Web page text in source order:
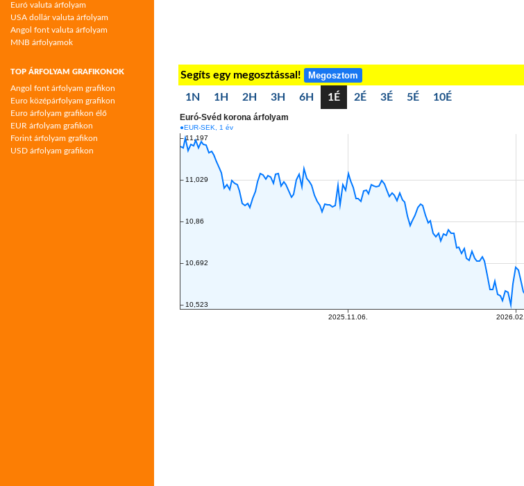
Segíts egy megosztással! Megosztom
1N 1H 2H 3H 6H 1É 2É 3É 5É 10É
Euró valuta árfolyam
USA dollár valuta árfolyam
Angol font valuta árfolyam
MNB árfolyamok
TOP ÁRFOLYAM GRAFIKONOK
Angol font árfolyam grafikon
Euro középárfolyam grafikon
Euro árfolyam grafikon élő
EUR árfolyam grafikon
Forint árfolyam grafikon
USD árfolyam grafikon